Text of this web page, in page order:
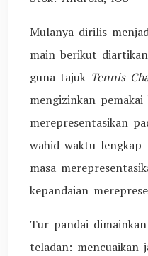
Mulanya dirilis
main berikut
guna tajuk Tennis
mengizinkan
merepresentasikan
wahid waktu lengkap
masa
kepandaian
Tur pandai
teladan: mencuaikan